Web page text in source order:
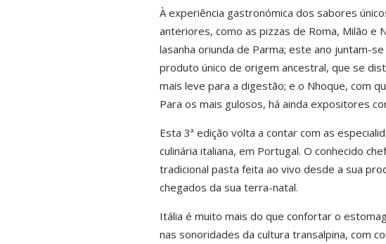
À experiência gastronómica dos sabores
anteriores, como as pizzas de Roma, Milão e
lasanha oriunda de Parma; este ano juntam-
produto único de origem ancestral, que se
mais leve para a digestão; e o Nhoque, com
Para os mais gulosos, há ainda expositores
Esta 3ª edição volta a contar com as
culinária italiana, em Portugal. O conhecido
tradicional pasta feita ao vivo desde a sua
chegados da sua terra-natal.
Itália é muito mais do que confortar o
nas sonoridades da cultura transalpina, com